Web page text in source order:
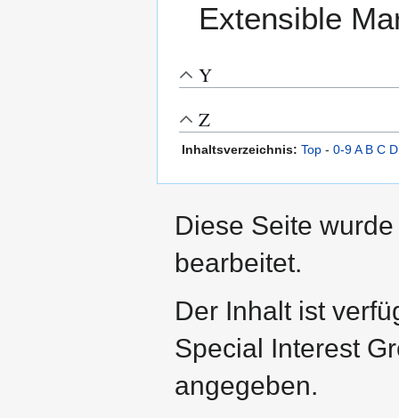
Extensible
Y
Z
Inhaltsverzeichnis: Top - 0-9A B C D
Diese Seite
bearbeitet.
Der Inhalt ist
Special Interest
angegeben.